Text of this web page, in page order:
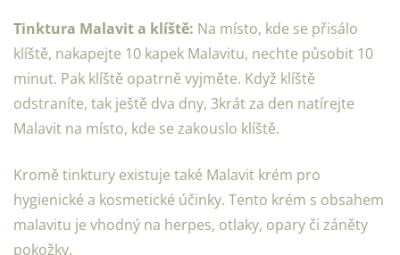
Tinktura Malavit a klíště: Na místo, kde se přisálo
klíště, nakapejte 10 kapek Malavitu, nechte působit 10
minut. Pak klíště opatrně vyjměte. Když klíště
odstraníte, tak ještě dva dny, 3krát za den natírejte
Malavit na místo, kde se zakouslo klíště.
Kromě tinktury existuje také Malavit krém pro
hygienické a kosmetické účinky. Tento krém s obsahem
malavitu je vhodný na herpes, otlaky, opary či záněty
pokožky.